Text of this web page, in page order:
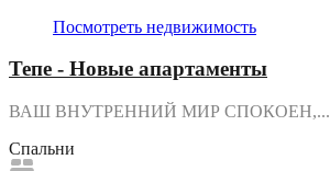
Посмотреть недвижимость
Тепе - Новые апартаменты
ВАШ ВНУТРЕННИЙ МИР СПОКОЕН,...
Спальни